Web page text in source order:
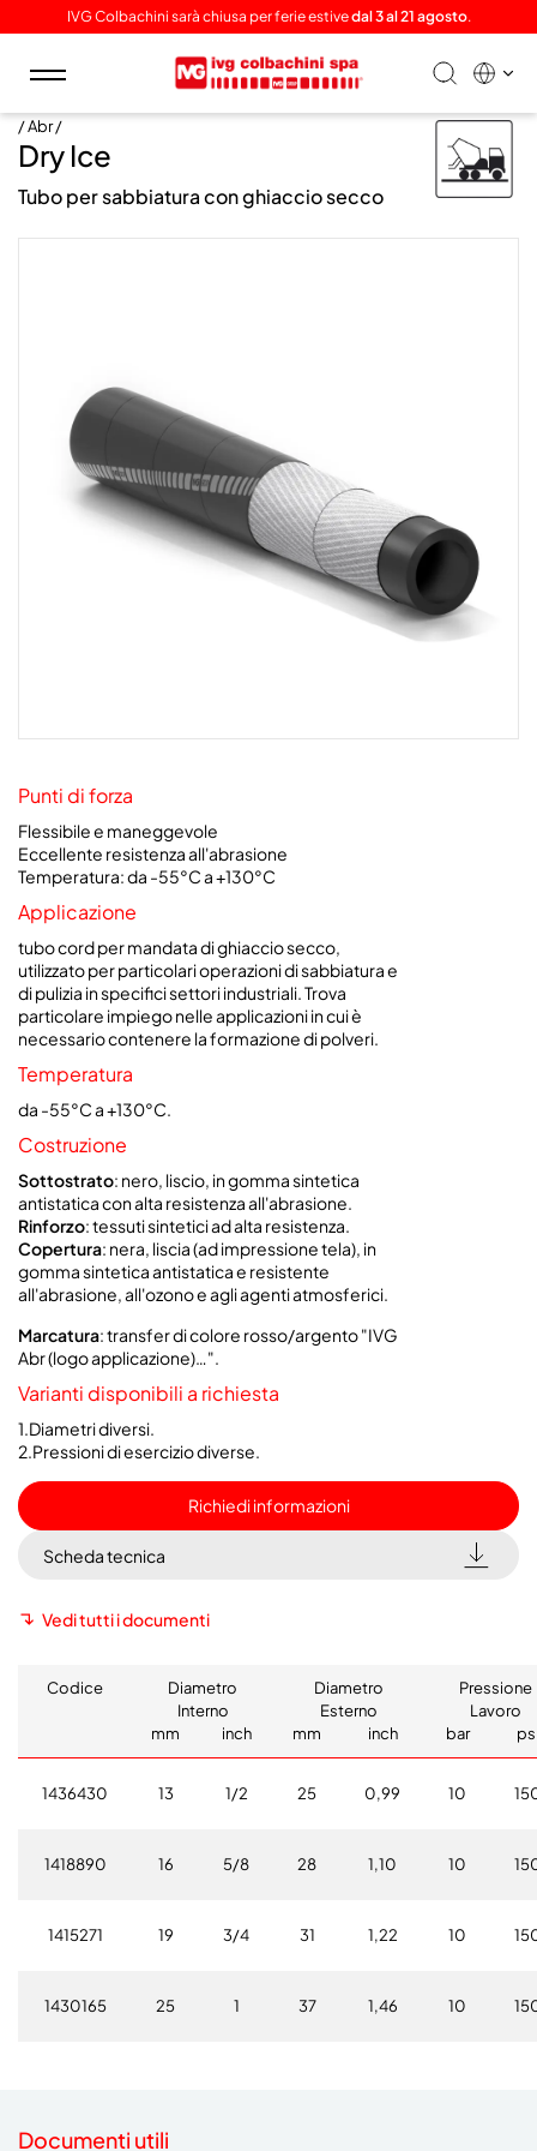
IVG Colbachini sarà chiusa per ferie estivedal 3 al 21 agosto.
Toggle
navigation
/ Abr /
Dry Ice
Tubo per sabbiatura con ghiaccio secco
Punti di forza
Flessibile e maneggevole
Eccellente resistenza all'abrasione
Temperatura: da -55°C a +130°C
Applicazione
tubo cord per mandata di ghiaccio secco,
utilizzato per particolari operazioni di sabbiatura e
di pulizia in specifici settori industriali. Trova
particolare impiego nelle applicazioni in cui è
necessario contenere la formazione di polveri.
Temperatura
da -55°C a +130°C.
Costruzione
Sottostrato: nero, liscio, in gomma sintetica
antistatica con alta resistenza all'abrasione.
Rinforzo: tessuti sintetici ad alta resistenza.
Copertura: nera, liscia (ad impressione tela), in
gomma sintetica antistatica e resistente
all'abrasione, all'ozono e agli agenti atmosferici.
Marcatura: transfer di colore rosso/argento "IVG
Abr (logo applicazione)…".
Varianti disponibili a richiesta
1.Diametri diversi.
2.Pressioni di esercizio diverse.
Richiedi informazioni
Scheda tecnica
Vedi tutti i documenti
Codice
Diametro
Interno
Diametro
Esterno
Pressione
Lavoro
mm
inch mm inch bar
1436430 13 1/2 25 0,99 10
1418890 16 5/8 28 1,10 10
1415271 19 3/4 31 1,22 10
1430165 25 1 37 1,46 10
Documenti utili